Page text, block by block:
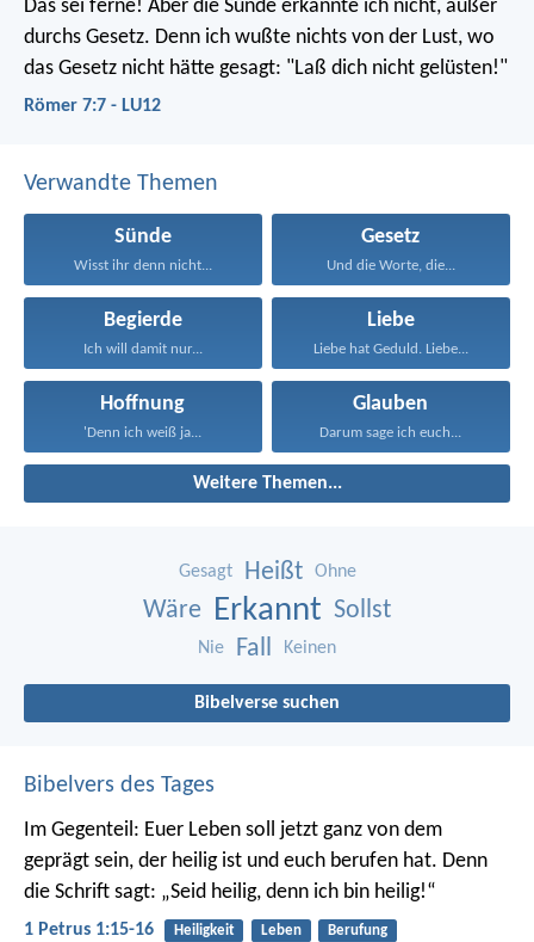
Das sei ferne! Aber die Sünde erkannte ich nicht, außer
durchs Gesetz. Denn ich wußte nichts von der Lust, wo
das Gesetz nicht hätte gesagt: "Laß dich nicht gelüsten!"
Römer 7:7 - LU12
Verwandte Themen
Sünde
Wisst ihr denn nicht...
Gesetz
Und die Worte, die...
Begierde
Ich will damit nur...
Liebe
Liebe hat Geduld. Liebe...
Hoffnung
'Denn ich weiß ja...
Glauben
Darum sage ich euch...
Weitere Themen...
Gesagt Heißt Ohne
Wäre Erkannt Sollst
Nie Fall Keinen
Bibelverse suchen
Bibelvers des Tages
Im Gegenteil: Euer Leben soll jetzt ganz von dem
geprägt sein, der heilig ist und euch berufen hat. Denn
die Schrift sagt: „Seid heilig, denn ich bin heilig!“
1 Petrus 1:15-16 Heiligkeit Leben Berufung